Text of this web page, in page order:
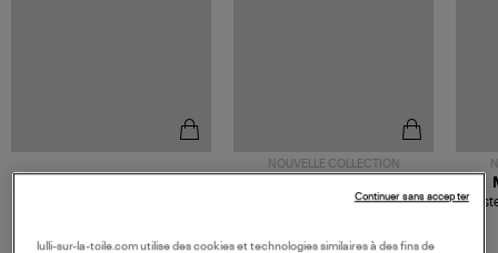
NOUVELLE COLLECTION
Mocassins Killian Sport
lulli-sur-la-toile.com utilise des cookies et technologies similaires à des fins de
Continuer sans accepter